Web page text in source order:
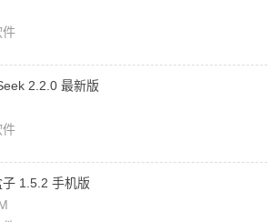
件
2.2.0 最新版
件
1.5.2 手机版